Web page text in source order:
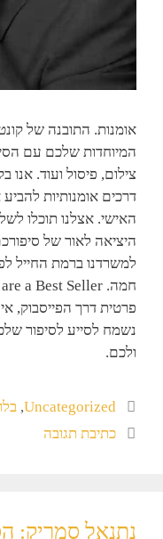
אומנות. התובנה של
המיוחדות שלכם עם
צילום, פיסול ועוד. אנו
דרכים אומנותיות
האישי. אצלנו תוכלו
היציאה לאור של
למשרדנו ברמת החייל
פרטית דרך הפייסבוק,
נשמח לסייע לסיפור
ולכם.
Uncategorized
,
כתיבת תגובה
נתנאל סמריק: